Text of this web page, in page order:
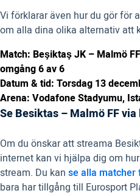
Vi förklarar även hur du gör för
om alla dina olika alternativ att
Match: Beşiktaş JK – Malmö
omgång 6 av 6
Datum & tid: Torsdag 13
Arena: Vodafone Stadyumu,
Se Besiktas – Malmö FF
Om du önskar att streama
internet kan vi hjälpa dig om
stream. Du kan se alla matcher
bara har tillgång till Eurosport